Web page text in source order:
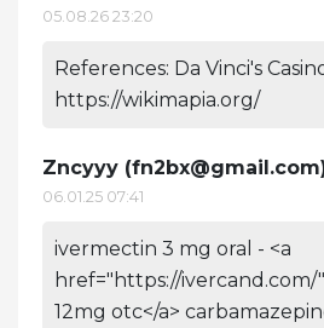
05.08.26 23:20
References: Da Vinci's
https://wikimapia.org/
Zncyyy (fn2bx@gmail.com
06.01.25 07:41
ivermectin 3 mg oral - <a
href="https://
12mg otc</a>